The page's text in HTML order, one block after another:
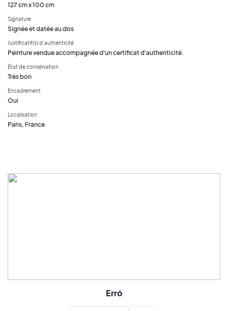
127 cm x 100 cm
Signature
Signée et datée au dos
Justificatif(s) d’authenticité
Peinture vendue accompagnée d'un certificat d'authenticité.
État de conservation
Très bon
Encadrement
Oui
Localisation
Paris, France
Erró